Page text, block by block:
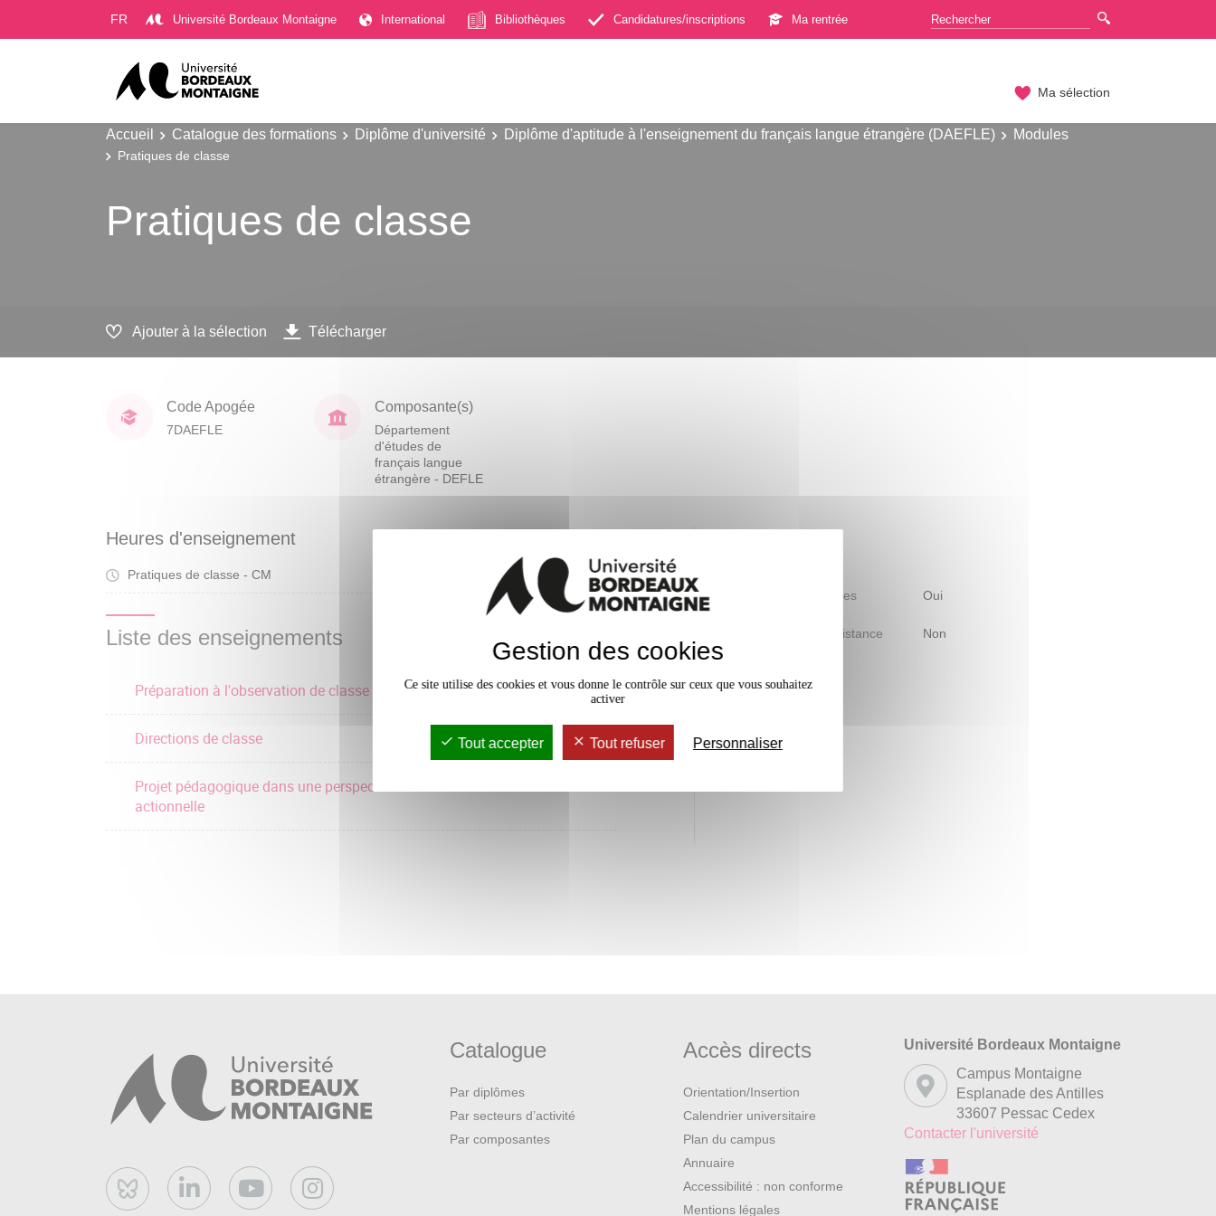
FR Université Bordeaux Montaigne International Bibliothèques Candidatures/inscriptions Ma rentrée
Ma sélection
Accueil Catalogue des formations Diplôme d'université Diplôme d'aptitude à l'enseignement du français langue étrangère (DAEFLE) Modules
Pratiques de classe
Pratiques de classe
Ajouter à la sélection Télécharger
Code Apogée
7DAEFLE
Composante(s)
Département
d'études de
français langue
étrangère - DEFLE
Heures d'enseignement
Pratiques de classe - CM 40h
Liste des enseignements
Préparation à l'observation de classe
Directions de classe
Projet pédagogique dans une perspective
actionnelle
Mobilité d'études Oui
Accessible à distance Non
Bluesky
Catalogue
Par diplômes
Par secteurs d’activité
Par composantes
Accès directs
Orientation/Insertion
Calendrier universitaire
Plan du campus
Annuaire
Accessibilité : non conforme
Mentions légales
Université Bordeaux Montaigne
Campus Montaigne
Esplanade des Antilles
33607 Pessac Cedex
Contacter l'université
Gestion des cookies
Ce site utilise des cookies et vous donne le contrôle sur ceux que vous souhaitez
activer
Tout accepter Tout refuser Personnaliser